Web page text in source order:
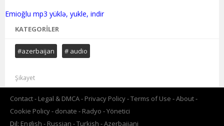
KATEGORILER
#azerbaijan # audio
Şikayet
Contact Legal & DMCA Privacy Policy Terms of Use
About
Cookie Policy
donate Radyo
Yönetici
Dil: English Russian Turkish Azerbaijani